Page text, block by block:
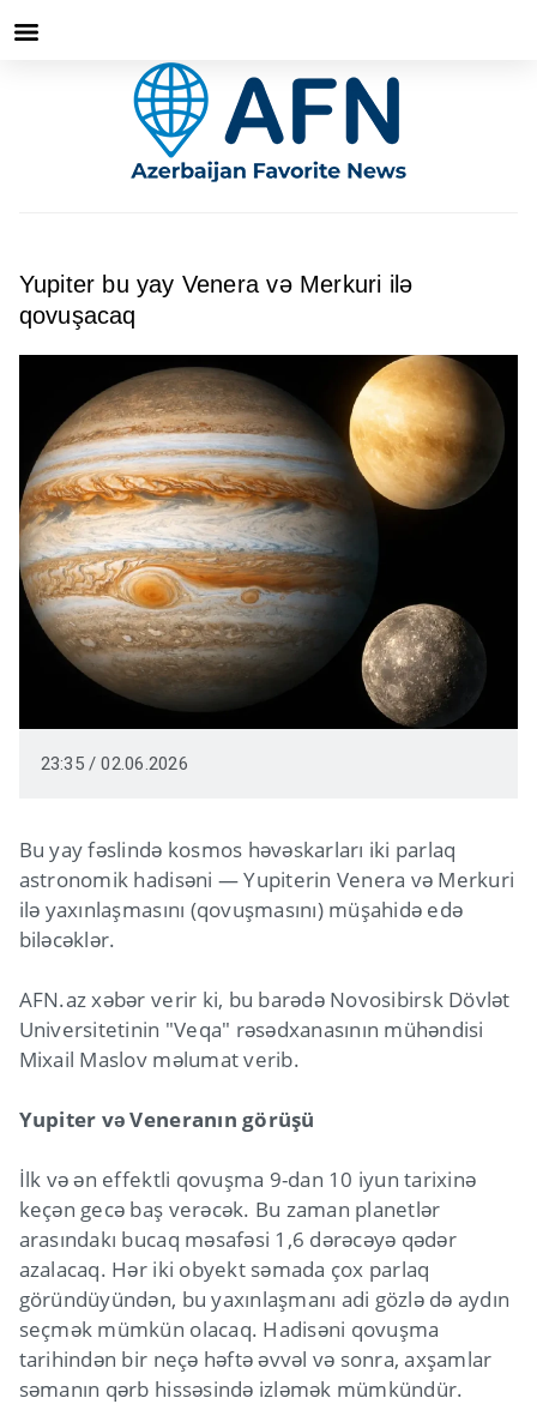
Yupiter bu yay Venera və Merkuri ilə
qovuşacaq
23:35 / 02.06.2026
Bu yay fəslində kosmos həvəskarları iki parlaq
astronomik hadisəni — Yupiterin Venera və Merkuri
ilə yaxınlaşmasını (qovuşmasını) müşahidə edə
biləcəklər.
AFN.az xəbər verir ki, bu barədə Novosibirsk Dövlət
Universitetinin "Veqa" rəsədxanasının mühəndisi
Mixail Maslov məlumat verib.
Yupiter və Veneranın görüşü
İlk və ən effektli qovuşma 9-dan 10 iyun tarixinə
keçən gecə baş verəcək. Bu zaman planetlər
arasındakı bucaq məsafəsi 1,6 dərəcəyə qədər
azalacaq. Hər iki obyekt səmada çox parlaq
göründüyündən, bu yaxınlaşmanı adi gözlə də aydın
seçmək mümkün olacaq. Hadisəni qovuşma
tarihindən bir neçə həftə əvvəl və sonra, axşamlar
səmanın qərb hissəsində izləmək mümkündür.